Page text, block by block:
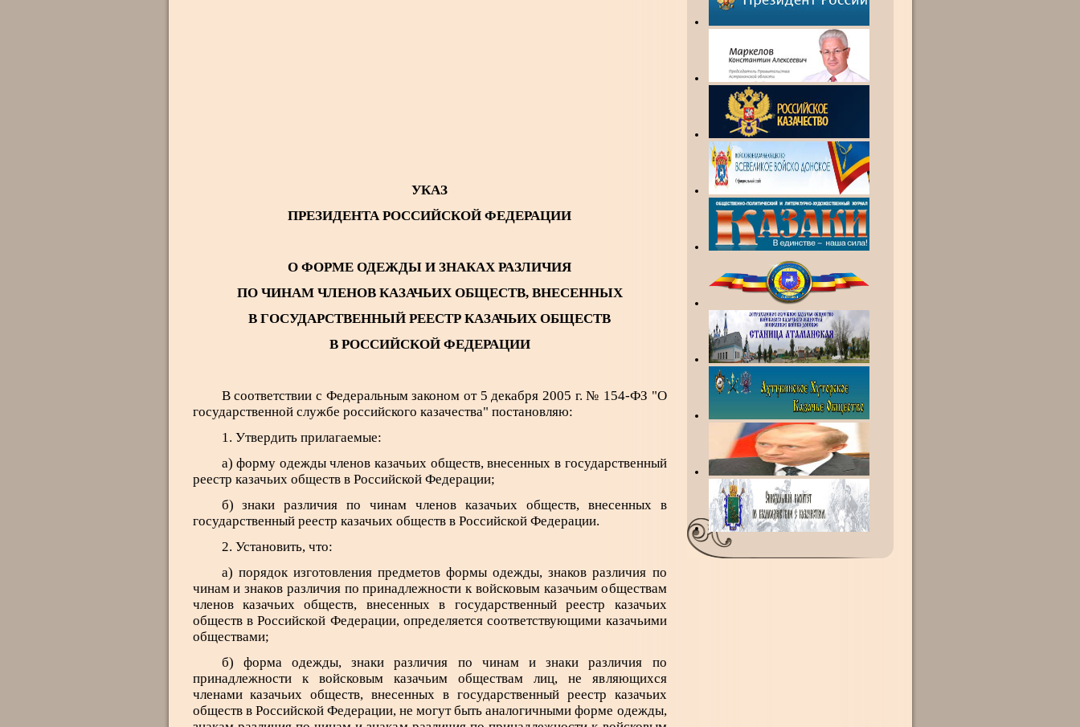
УКАЗ
ПРЕЗИДЕНТА РОССИЙСКОЙ ФЕДЕРАЦИИ
О ФОРМЕ ОДЕЖДЫ И ЗНАКАХ РАЗЛИЧИЯ
ПО ЧИНАМ ЧЛЕНОВ КАЗАЧЬИХ ОБЩЕСТВ, ВНЕСЕННЫХ
В ГОСУДАРСТВЕННЫЙ РЕЕСТР КАЗАЧЬИХ ОБЩЕСТВ
В РОССИЙСКОЙ ФЕДЕРАЦИИ
В соответствии с Федеральным законом от 5 декабря 2005 г. № 154-ФЗ "О
государственной службе российского казачества" постановляю:
1. Утвердить прилагаемые:
а) форму одежды членов казачьих обществ, внесенных в государственный
реестр казачьих обществ в Российской Федерации;
б) знаки различия по чинам членов казачьих обществ, внесенных в
государственный реестр казачьих обществ в Российской Федерации.
2. Установить, что:
а) порядок изготовления предметов формы одежды, знаков различия по
чинам и знаков различия по принадлежности к войсковым казачьим обществам
членов казачьих обществ, внесенных в государственный реестр казачьих
обществ в Российской Федерации, определяется соответствующими казачьими
обществами;
б) форма одежды, знаки различия по чинам и знаки различия по
принадлежности к войсковым казачьим обществам лиц, не являющихся
членами казачьих обществ, внесенных в государственный реестр казачьих
обществ в Российской Федерации, не могут быть аналогичными форме одежды,